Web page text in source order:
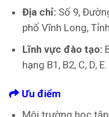
Địa chỉ: Số 9,
phố Vĩnh Long,
Lĩnh vực đào tạo:
hạng B1, B2, C, D, E.
Ưu điểm
Môi trường học tập